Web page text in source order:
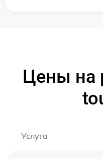
Цены на
Услуга